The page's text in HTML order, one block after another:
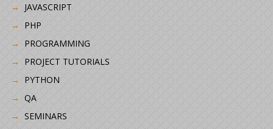
JAVASCRIPT
PHP
PROGRAMMING
PROJECT TUTORIALS
PYTHON
QA
SEMINARS